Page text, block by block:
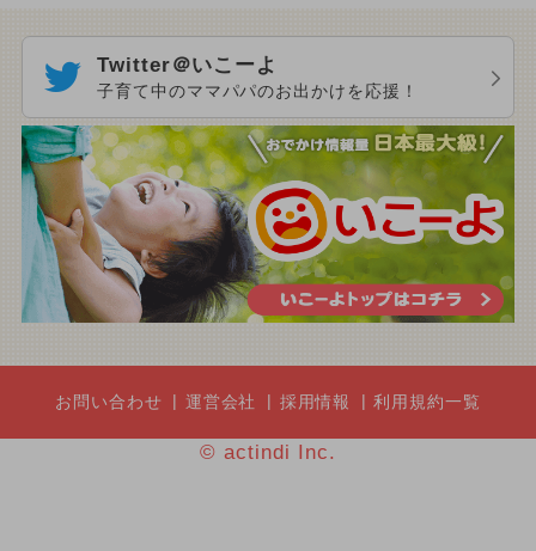
Twitter＠いこーよ
子育て中のママパパのお出かけを応援！
お問い合わせ 運営会社 採用情報 利用規約一覧
© actindi Inc.